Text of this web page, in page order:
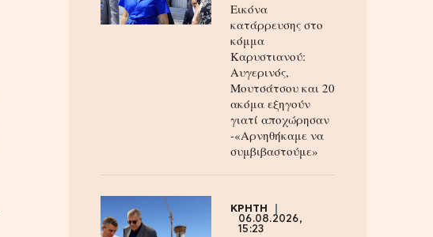
Εικόνα
κατάρρευσης στο
κόμμα
Καρυστιανού:
Αυγερινός,
Μουτσάτσου και 20
ακόμα εξηγούν
γιατί αποχώρησαν
-«Αρνηθήκαμε να
συμβιβαστούμε»
ΚΡΗΤΗ
06.08.2026,
15:23